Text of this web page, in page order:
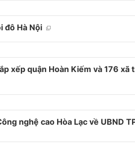
đô Hà Nội
xếp quận Hoàn Kiếm và 176 xã
nghệ cao Hòa Lạc về UBND